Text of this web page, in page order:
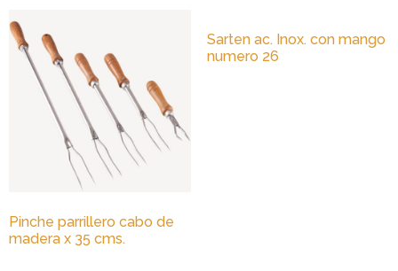
Pinche parrillero cabo de
madera x 35 cms.
Sarten ac. Inox. con mango
numero 26